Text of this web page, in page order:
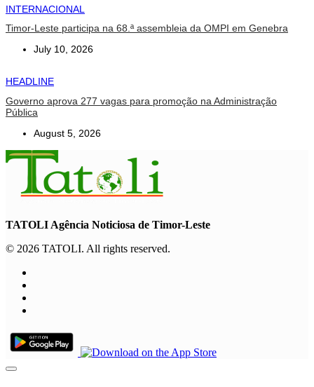
INTERNACIONAL
Timor-Leste participa na 68.ª assembleia da OMPI em Genebra
July 10, 2026
HEADLINE
Governo aprova 277 vagas para promoção na Administração
Pública
August 5, 2026
TATOLI Agência Noticiosa de Timor-Leste
© 2026 TATOLI. All rights reserved.